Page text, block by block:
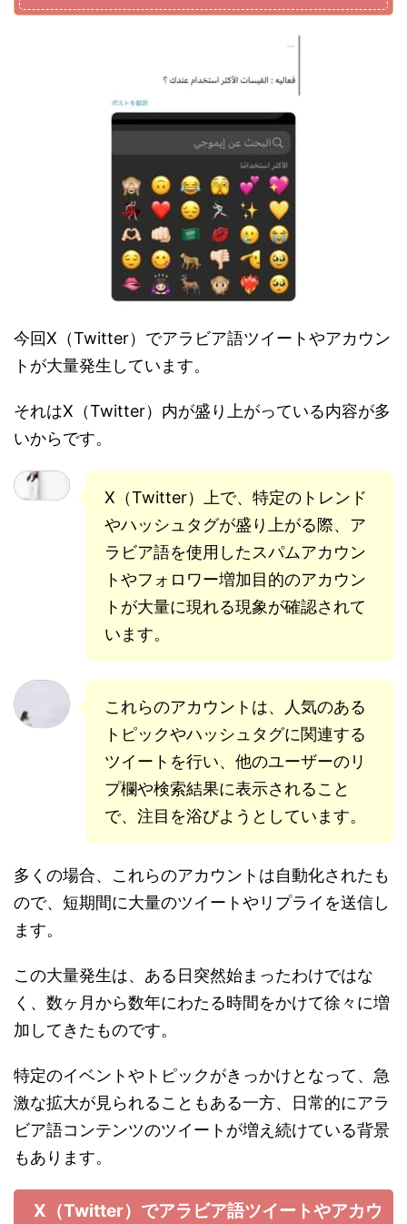
今回X（Twitter）でアラビア語ツイートやアカウン
トが大量発生しています。
それはX（Twitter）内が盛り上がっている内容が多
いからです。
X（Twitter）上で、特定のトレンド
やハッシュタグが盛り上がる際、ア
ラビア語を使用したスパムアカウン
トやフォロワー増加目的のアカウン
トが大量に現れる現象が確認されて
います。
これらのアカウントは、人気のある
トピックやハッシュタグに関連する
ツイートを行い、他のユーザーのリ
プ欄や検索結果に表示されること
で、注目を浴びようとしています。
多くの場合、これらのアカウントは自動化されたも
ので、短期間に大量のツイートやリプライを送信し
ます。
この大量発生は、ある日突然始まったわけではな
く、数ヶ月から数年にわたる時間をかけて徐々に増
加してきたものです。
特定のイベントやトピックがきっかけとなって、急
激な拡大が見られることもある一方、日常的にアラ
ビア語コンテンツのツイートが増え続けている背景
もあります。
X（Twitter）でアラビア語ツイートやアカウ